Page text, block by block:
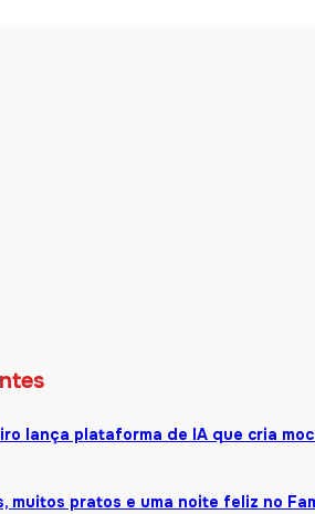
lança plataforma de IA que cria
muitos pratos e uma noite feliz no